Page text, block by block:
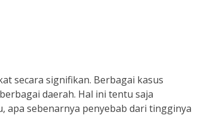
secara signifikan. Berbagai kasus
daerah. Hal ini tentu saja
apa sebenarnya penyebab dari tingginya